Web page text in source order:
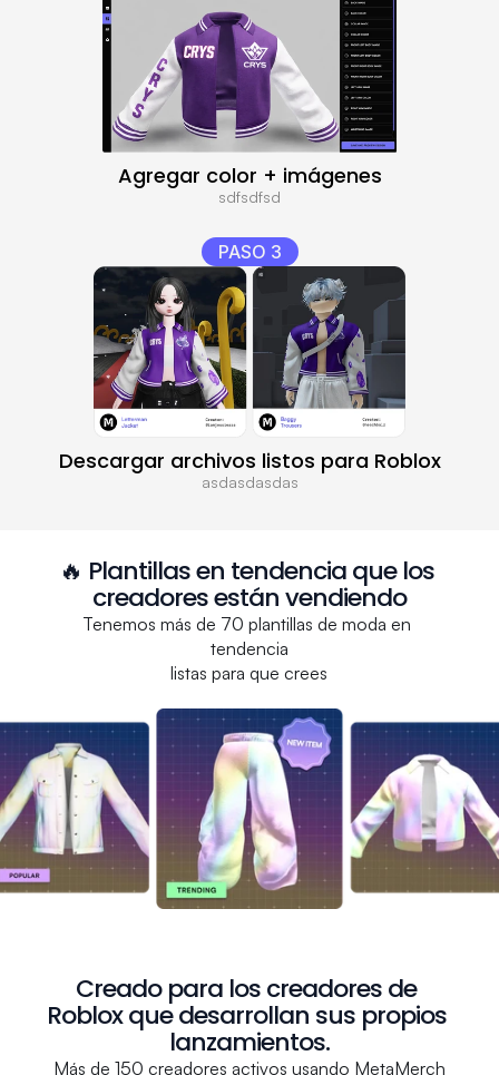
Creado para los creadores de
Roblox que desarrollan sus propios
lanzamientos.
Más de 150 creadores activos usando MetaMerch
🔥 Plantillas en tendencia que los
creadores están vendiendo
Tenemos más de 70 plantillas de moda en
tendencia
listas para que crees
Agregar color + imágenes
sdfsdfsd
PASO 3
Descargar archivos listos para Roblox
asdasdasdas